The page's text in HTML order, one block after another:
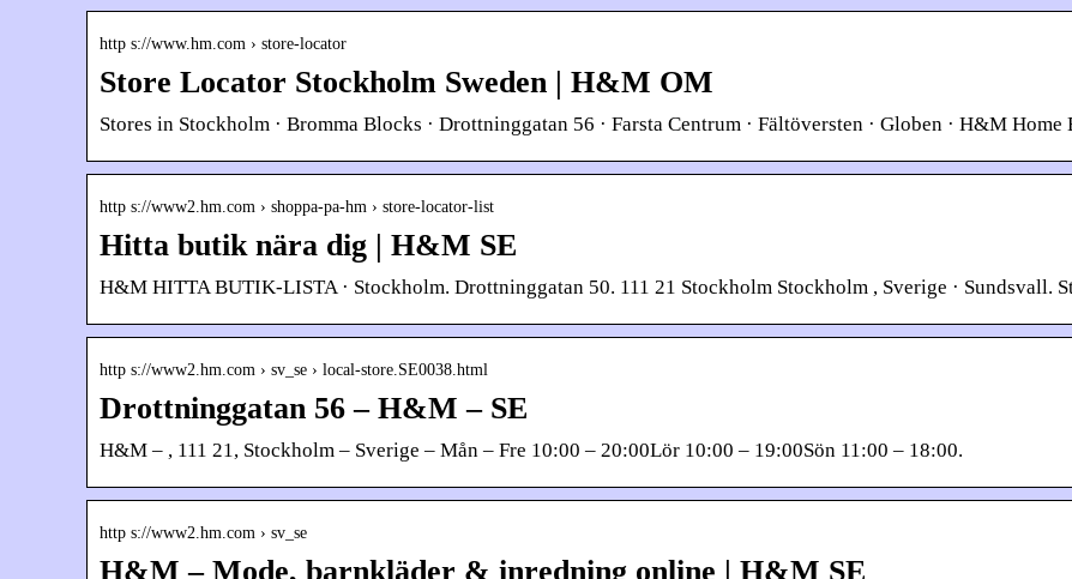
http s://www.hm.com › store-locator
Store Locator Stockholm Sweden | H&M OM
Stores in Stockholm · Bromma Blocks · Drottninggatan 56 · Farsta Centrum · Fältöversten · Globen · H&M
http s://www2.hm.com › shoppa-pa-hm › store-locator-list
Hitta butik nära dig | H&M SE
H&M HITTA BUTIK-LISTA · Stockholm. Drottninggatan 50. 111 21 Stockholm Stockholm , Sverige · Sundsvall.
http s://www2.hm.com › sv_se › local-store.SE0038.html
Drottninggatan 56 – H&M – SE
H&M – , 111 21, Stockholm – Sverige – Mån – Fre 10:00 – 20:00Lör 10:00 – 19:00Sön 11:00 – 18:00.
http s://www2.hm.com › sv_se
H&M – Mode, barnkläder & inredning online | H&M SE